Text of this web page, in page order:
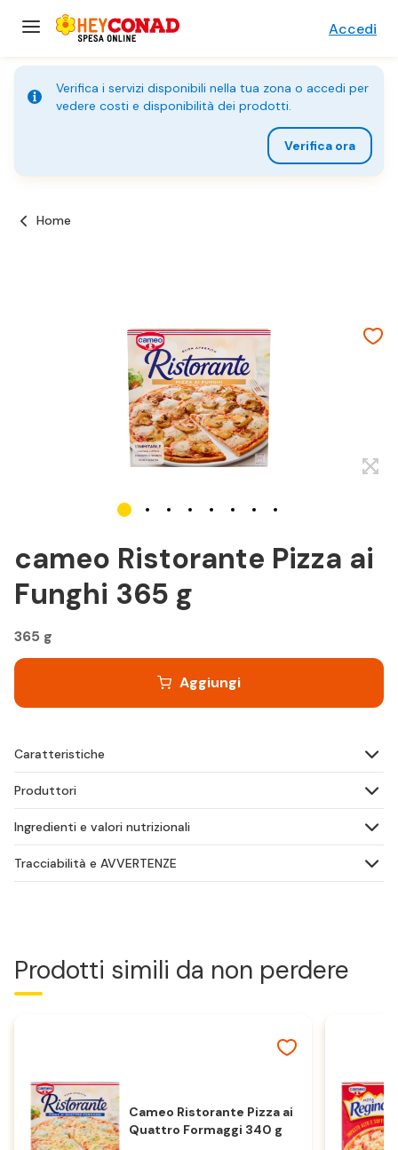
Accedi
Verifica i servizi disponibili nella tua zona o accedi per
vedere costi e disponibilità dei prodotti.
Verifica ora
Home
cameo Ristorante Pizza ai
Funghi 365 g
365 g
Aggiungi
Caratteristiche
Produttori
Ingredienti e valori nutrizionali
Tracciabilità e AVVERTENZE
Prodotti simili da non perdere
Cameo Ristorante Pizza ai
Quattro Formaggi 340 g